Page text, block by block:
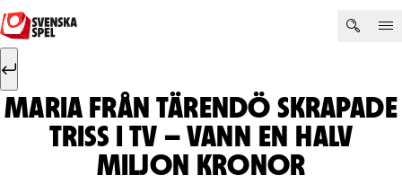
Hoppa till innehåll
Sök efter:
MARIA FRÅN TÄRENDÖ SKRAPADE
TRISS I TV – VANN EN HALV
MILJON KRONOR